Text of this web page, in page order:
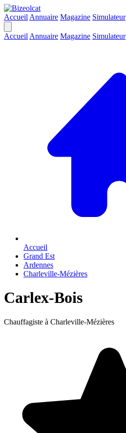
Accueil Annuaire Magazine Simulateur
Accueil Annuaire Magazine Simulateur
Accueil
Grand Est
Ardennes
Charleville-Mézières
Carlex-Bois
Chauffagiste à Charleville-Mézières